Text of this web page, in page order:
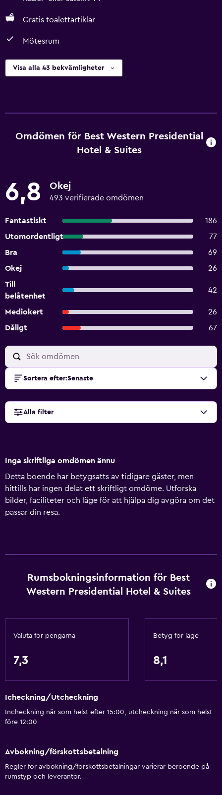
Gratis toalettartiklar
Mötesrum
Visa alla 43 bekvämligheter
Omdömen för Best Western Presidential
Hotel & Suites
6,8 Okej
493 verifierade omdömen
Fantastiskt
186
Utomordentligt
77
Bra
69
Okej
26
Till
belåtenhet
42
Mediokert
26
Dåligt
67
Sortera efter:Senaste
Alla filter
Inga skriftliga omdömen ännu
Detta boende har betygsatts av tidigare gäster, men
hittills har ingen delat ett skriftligt omdöme. Utforska
bilder, faciliteter och läge för att hjälpa dig avgöra om det
passar din resa.
Rumsbokningsinformation för Best
Western Presidential Hotel & Suites
Valuta för pengarna
7,3
Betyg för läge
8,1
Icheckning/Utcheckning
Incheckning när som helst efter 15:00, utcheckning när som helst
före 12:00
Avbokning/förskottsbetalning
Regler för avbokning/förskottsbetalningar varierar beroende på
rumstyp och leverantör.